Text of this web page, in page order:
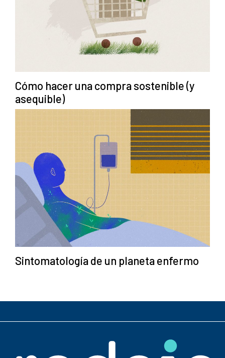
Cómo hacer una compra sostenible (y
asequible)
Sintomatología de un planeta enfermo